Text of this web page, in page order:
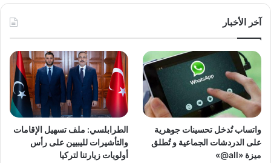
آخر الأخبار
واتساب تُدخل تحسينات جوهرية
على الدردشات الجماعية و تُطلق
ميزة «all@»
الطرابلسي: ملف تسهيل الإقامات
والتأشيرات لليبيين على رأس
أولويات زيارتنا لتركيا